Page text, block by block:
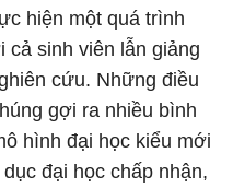
hiện một quá trình
cả sinh viên lẫn giảng
cứu. Những điều
gợi ra nhiều bình
hình đại học kiểu mới
đại học chấp nhận,